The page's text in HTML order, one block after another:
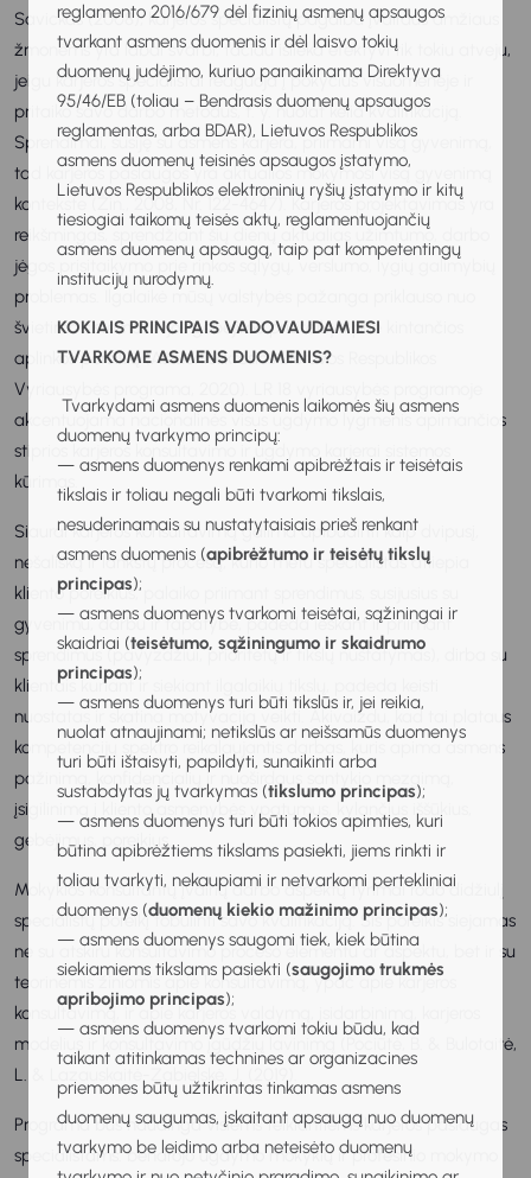
reglamento 2016/679 dėl fizinių asmenų apsaugos
tvarkant asmens duomenis ir dėl laisvo tokių
duomenų judėjimo, kuriuo panaikinama Direktyva
95/46/EB (toliau – Bendrasis duomenų apsaugos
reglamentas, arba BDAR), Lietuvos Respublikos
asmens duomenų teisinės apsaugos įstatymo,
Lietuvos Respublikos elektroninių ryšių įstatymo ir kitų
tiesiogiai taikomų teisės aktų, reglamentuojančių
asmens duomenų apsaugą, taip pat kompetentingų
institucijų nurodymų.
KOKIAIS PRINCIPAIS VADOVAUDAMIESI
TVARKOME ASMENS DUOMENIS?
Tvarkydami asmens duomenis laikomės šių asmens
duomenų tvarkymo principų:
— asmens duomenys renkami apibrėžtais ir teisėtais
tikslais ir toliau negali būti tvarkomi tikslais,
nesuderinamais su nustatytaisiais prieš renkant
asmens duomenis (apibrėžtumo ir teisėtų tikslų
principas);
— asmens duomenys tvarkomi teisėtai, sąžiningai ir
skaidriai (teisėtumo, sąžiningumo ir skaidrumo
principas);
— asmens duomenys turi būti tikslūs ir, jei reikia,
nuolat atnaujinami; netikslūs ar neišsamūs duomenys
turi būti ištaisyti, papildyti, sunaikinti arba
sustabdytas jų tvarkymas (tikslumo principas);
— asmens duomenys turi būti tokios apimties, kuri
būtina apibrėžtiems tikslams pasiekti, jiems rinkti ir
toliau tvarkyti, nekaupiami ir netvarkomi pertekliniai
duomenys (duomenų kiekio mažinimo principas);
— asmens duomenys saugomi tiek, kiek būtina
siekiamiems tikslams pasiekti (saugojimo trukmės
apribojimo principas);
— asmens duomenys tvarkomi tokiu būdu, kad
taikant atitinkamas technines ar organizacines
priemones būtų užtikrintas tinkamas asmens
duomenų saugumas, įskaitant apsaugą nuo duomenų
tvarkymo be leidimo arba neteisėto duomenų
Savickas (2008), karjeros specialistų pagalba įvairaus amžiaus
žmonėms yra labai svarbi, tačiau išlieka efektyvi tik tokiu atveju,
jeigu karjeros specialistai reaguoja į pokyčius visuomenėje ir
pritaiko savo darbo metodus, t. y. nuolat kelia kvalifikaciją.
Sprendimai, susiję su asmens karjera, priimami visą gyvenimą,
tad karjeros paslaugos yra aktualios mokymosi visą gyvenimą
kontekste (Žin., 2008, Nr. 122-4647). Karjeros projektavimas yra
reikšmingas, sprendžiant šių dienų aktualias užimtumo, darbo
jėgos prisitaikymo prie rinkos sąlygų, verslumo, lygių galimybių
problemas. Ilgalaikė mūsų valstybės pažanga priklauso nuo
švietimo sistemos ir jos gebėjimo prisitaikyti prie kintančios
aplinkos poreikių (Aštuonioliktosios Lietuvos Respublikos
Vyriausybės programa, 2020). LR 18 vyriausybės programoje
akcentuojama nacionalinės visus ugdymo lygmenis apimančios
stiprios karjeros konsultavimo ir ugdymo karjerai sistemos
kūrimas.
Siaurai karjeros konsultavimą galima apibūdinti kaip dvipusį,
nešališką ir lankstų procesą, kurio metu specialistas atliepia
kliento poreikius, palaiko priimant sprendimus, susijusius su
gyvenimu, darbu ir tapatybe, padeda ieškant ir priimant
sprendimus (pavyzdžiui, prioritetų ir tikslų nustatymas), dirba su
klientais kuriant ir siekiant ilgalaikių tikslų, padeda keisti
nuostatas ir skatina motyvaciją veikti. Akivaizdu, kad tai plataus
kompetencijų spektro reikalaujantis darbas, kuris apima asmens
pažinimą, konfidencialių ir nuoširdaus santykio mezgimą,
įsigilinimą į kliento asmenybės ypatumus, kylančius iššūkius,
gebėjimus, poreikius.
Mokyklos konsultantų įvairių darbo aspektų tyrimai rodo didžiulį
specialistų poreikį tobulinti savo kvalifikaciją. Šis poreikis siejamas
ne su atskiru konsultavimo proceso elementu ar aspektu, bet ir su
teorinėmis žiniomis apie konsultavimą, ypač apie karjeros
konsultavimą, ir apie karjeros valdymą, įsidarbinimą, karjeros
modelius ir konsultavimo įgūdžių lavinimą (Pociūtė, B. & Bulotaitė,
L. & Lazauskaitė-Zabielskė, J. (2019).
Programa bus naudinga visiems teikiantiems karjeros paslaugas
specialistams: bendrojo ugdymo mokyklų ir profesinio mokymo